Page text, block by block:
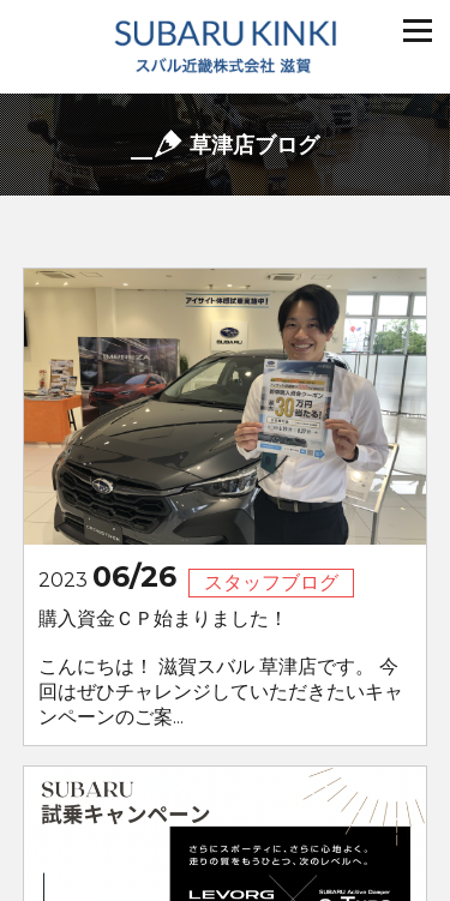
草津店ブログ
2023 06/26
スタッフブログ
購入資金ＣＰ始まりました！
こんにちは！ 滋賀スバル 草津店です。 今
回はぜひチャレンジしていただきたいキャ
ンペーンのご案...